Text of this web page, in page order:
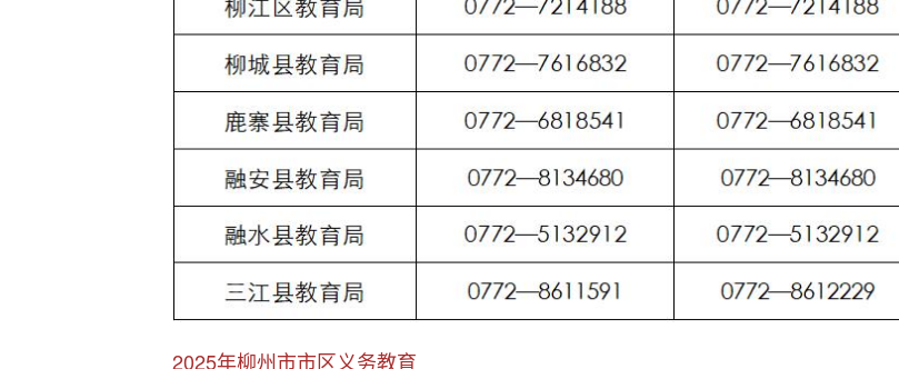
2025年柳州市市区义务教育